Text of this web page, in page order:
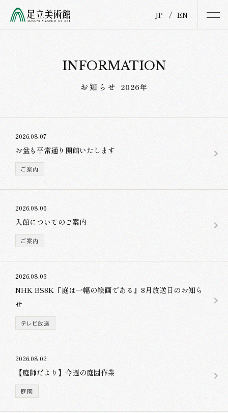
JP / EN
INFORMATION
お知らせ 2026年
2026.08.07
お盆も平常通り開館いたします
ご案内
2026.08.06
入館についてのご案内
ご案内
2026.08.03
NHK BS8K『庭は一幅の絵画である』8月放送日のお知ら
せ
テレビ放送
2026.08.02
【庭師だより】今週の庭園作業
庭園